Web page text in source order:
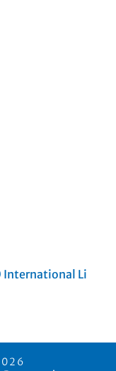
International Li